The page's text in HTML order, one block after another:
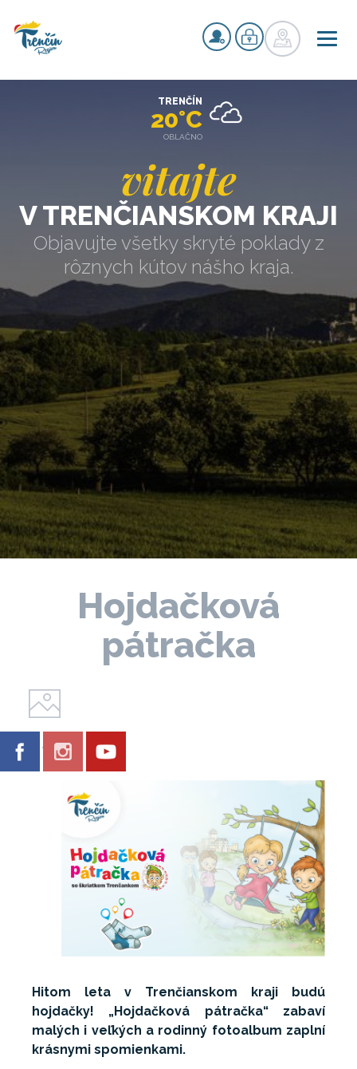
vitajte
V TRENČIANSKOM KRAJI
Objavujte všetky skryté poklady z
rôznych kútov nášho kraja.
TRENČÍN
20°C
OBLAČNO
Hojdačková
pátračka
Galéria
Hitom leta v Trenčianskom kraji budú
hojdačky! „Hojdačková pátračka“ zabaví
malých i veľkých a rodinný fotoalbum zaplní
krásnymi spomienkami.